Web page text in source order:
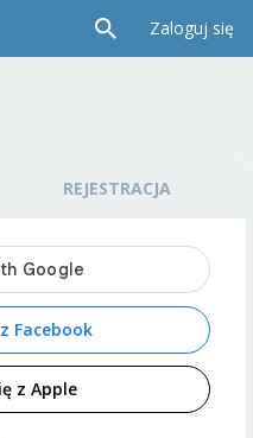
Zaloguj się
REJESTRACJA
Facebook
z Apple